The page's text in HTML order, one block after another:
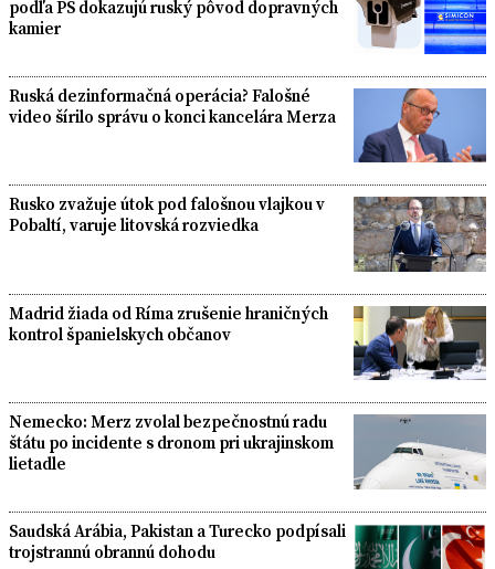
podľa PS dokazujú ruský pôvod dopravných
kamier
Ruská dezinformačná operácia? Falošné
video šírilo správu o konci kancelára Merza
Rusko zvažuje útok pod falošnou vlajkou v
Pobaltí, varuje litovská rozviedka
Madrid žiada od Ríma zrušenie hraničných
kontrol španielskych občanov
Nemecko: Merz zvolal bezpečnostnú radu
štátu po incidente s dronom pri ukrajinskom
lietadle
Saudská Arábia, Pakistan a Turecko podpísali
trojstrannú obrannú dohodu